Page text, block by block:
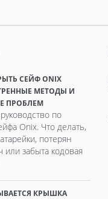
СЕЙФ ONIX
МЕТОДЫ И
ПРОБЛЕМ
по
Onix. Что делать,
потерян
или забыта кодовая
КРЫШКА